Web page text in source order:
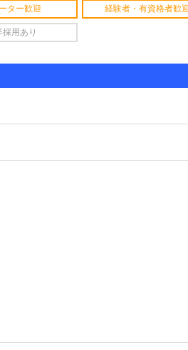
ター歓迎 経験者・有資格者歓
採用あり